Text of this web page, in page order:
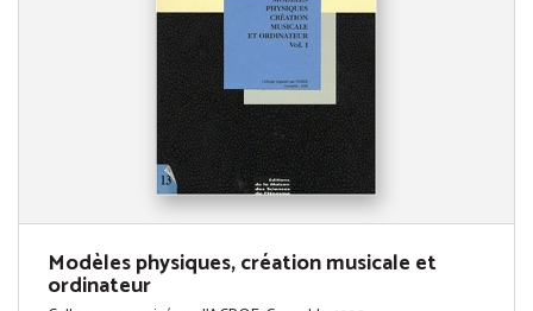
Modèles physiques, création musicale et
ordinateur